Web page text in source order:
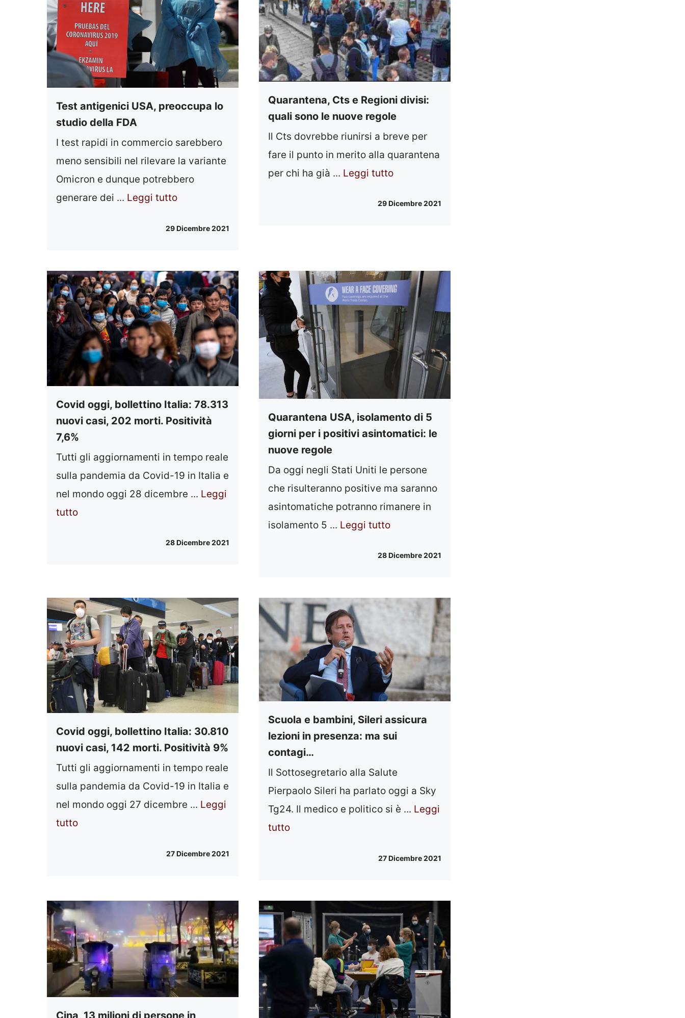
Test antigenici USA, preoccupa lo
studio della FDA
I test rapidi in commercio sarebbero
meno sensibili nel rilevare la variante
Omicron e dunque potrebbero
generare dei ... Leggi tutto
29 Dicembre 2021
Quarantena, Cts e Regioni divisi:
quali sono le nuove regole
Il Cts dovrebbe riunirsi a breve per
fare il punto in merito alla quarantena
per chi ha già ... Leggi tutto
29 Dicembre 2021
Covid oggi, bollettino Italia: 78.313
nuovi casi, 202 morti. Positività
7,6%
Tutti gli aggiornamenti in tempo reale
sulla pandemia da Covid-19 in Italia e
nel mondo oggi 28 dicembre ... Leggi
tutto
28 Dicembre 2021
Quarantena USA, isolamento di 5
giorni per i positivi asintomatici: le
nuove regole
Da oggi negli Stati Uniti le persone
che risulteranno positive ma saranno
asintomatiche potranno rimanere in
isolamento 5 ... Leggi tutto
28 Dicembre 2021
Covid oggi, bollettino Italia: 30.810
nuovi casi, 142 morti. Positività 9%
Tutti gli aggiornamenti in tempo reale
sulla pandemia da Covid-19 in Italia e
nel mondo oggi 27 dicembre ... Leggi
tutto
27 Dicembre 2021
Scuola e bambini, Sileri assicura
lezioni in presenza: ma sui
contagi…
Il Sottosegretario alla Salute
Pierpaolo Sileri ha parlato oggi a Sky
Tg24. Il medico e politico si è ... Leggi
tutto
27 Dicembre 2021
Cina, 13 milioni di persone in